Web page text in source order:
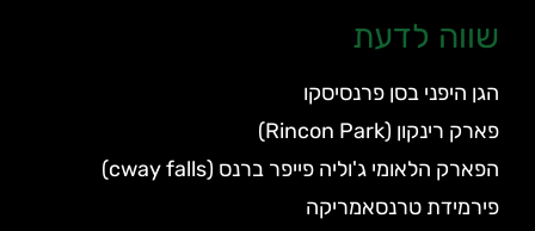
שווה לדעת
הגן היפני בסן פרנסיסקו
פארק רינקון (Rincon Park)
הפארק הלאומי ג'וליה פייפר ברנס (cway falls)
פירמידת טרנסאמריקה